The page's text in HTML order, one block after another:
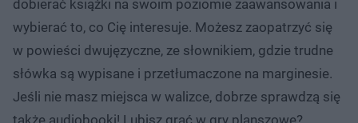
dobierać książki na swoim poziomie zaawansowania i
wybierać to, co Cię interesuje. Możesz zaopatrzyć się
w powieści dwujęzyczne, ze słownikiem, gdzie trudne
słówka są wypisane i przetłumaczone na marginesie.
Jeśli nie masz miejsca w walizce, dobrze sprawdzą się
także audiobooki! Lubisz grać w gry planszowe?